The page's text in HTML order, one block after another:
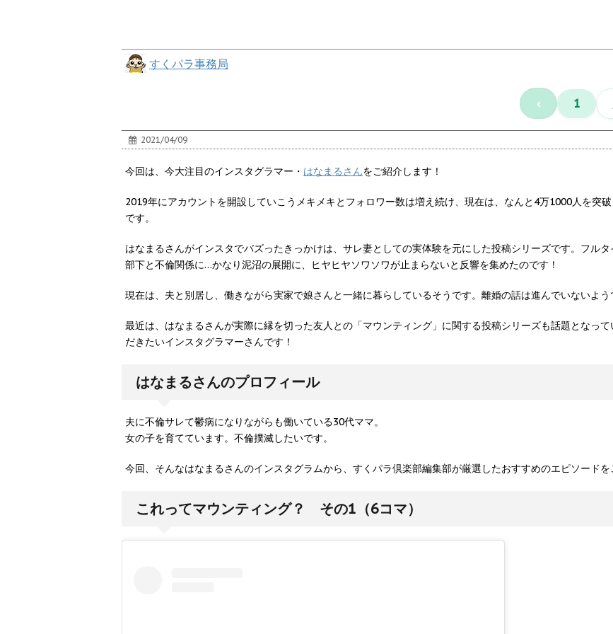
すくパラ事務局
‹ 1
2021/04/09
今回は、今大注目のインスタグラマー・ はなまるさんをご紹介します！
2019年にアカウントを開設していこうメキメキとフォロワー数は増え続け、現在は、なんと4万1000人を
です。
はなまるさんがインスタでバズったきっかけは、サレ妻としての実体験を元にした投稿シリーズです。フ
部下と不倫関係に…かなり泥沼の展開に、ヒヤヒヤソワソワが止まらないと反響を集めたのです！
現在は、夫と別居し、働きながら実家で娘さんと一緒に暮らしているそうです。離婚の話は進んでいないよ
最近は、はなまるさんが実際に縁を切った友人との「マウンティング」に関する投稿シリーズも話題とな
だきたいインスタグラマーさんです！
はなまるさんのプロフィール
夫に不倫サレて鬱病になりながらも働いている30代ママ。
女の子を育てています。不倫撲滅したいです。
今回、そんなはなまるさんのインスタグラムから、すくパラ倶楽部編集部が厳選したおすすめのエピソードを
これってマウンティング？ その1（6コマ）